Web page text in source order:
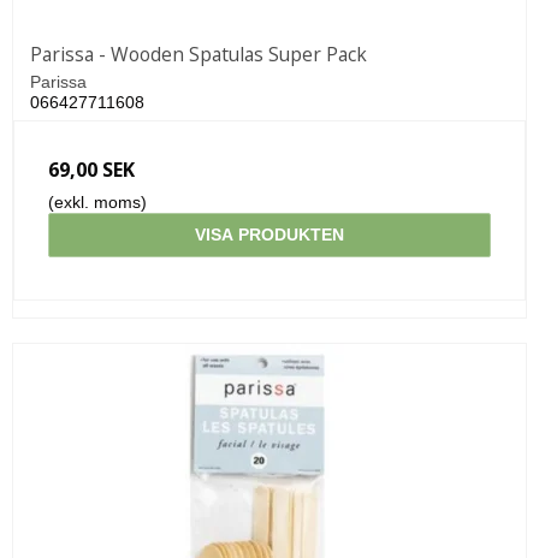
Parissa - Wooden Spatulas Super Pack
Parissa
066427711608
69,00 SEK
(exkl. moms)
VISA PRODUKTEN